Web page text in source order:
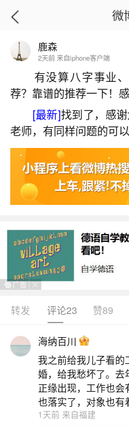
首页
今年腊
2026-07-
生活中像今年腊月
题，但是小问题不注
这个问题给大家做一些
1、1992腊月属猴的
1992年腊月出生的
回升，财运稳中有升，
马年，犯太岁影响消退
技术类工作的人易获认
多。部分人有异地发
向，驿马带财，动中
微
鹿森
2天前 来自iphone客户端
有没算八字事业、
荐？靠谱的推荐一下！感
[最新]找到了，感
老师，有同样问题的可
转发 评论23 赞89
海纳百川
我之前给我儿子看的
婚，给我愁坏了。去
正缘出现，工作也
也落实了，对象也有
1天前 来自福建